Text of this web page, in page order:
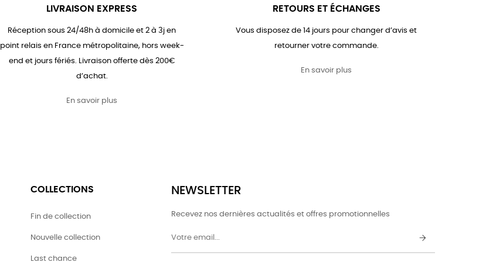
LIVRAISON EXPRESS
Réception sous 24/48h à domicile et 2 à 3j en
point relais en France métropolitaine, hors week-
end et jours fériés. Livraison offerte dès 200€
d’achat.
En savoir plus
RETOURS ET ÉCHANGES
Vous disposez de 14 jours pour changer d’avis et
retourner votre commande.
En savoir plus
COLLECTIONS
Fin de collection
Nouvelle collection
Last chance
NEWSLETTER
Recevez nos dernières actualités et offres promotionnelles